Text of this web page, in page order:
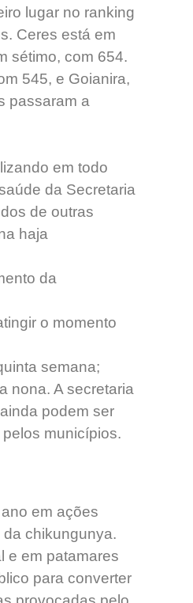
lugar no ranking
Ceres está em
sétimo, com 654.
545, e Goianira,
passaram a
em todo
da Secretaria
de outras
haja
da
o momento
semana;
nona. A secretaria
podem ser
municípios.
em ações
chikungunya.
e em patamares
para converter